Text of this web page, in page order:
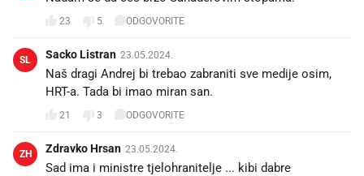
23 5 ODGOVORITE
SL Sacko Listran 23.05.2024.
Naš dragi Andrej bi trebao zabraniti sve medije osim,
HRT-a. Tada bi imao miran san.
21 3 ODGOVORITE
ZH Zdravko Hrsan 23.05.2024.
Sad ima i ministre tjelohranitelje ... kibi dabre